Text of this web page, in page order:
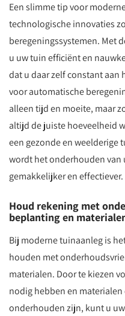
Een slimme tip voor
technologische innovaties
beregeningssystemen. Met
u uw tuin efficiënt en
dat u daar zelf constant aan
voor automatische
alleen tijd en moeite, maar
altijd de juiste hoeveelheid
een gezonde en weelderige
wordt het onderhouden van
gemakkelijker en effectiever.
Houd rekening met
beplanting en
Bij moderne tuinaanleg is
houden met
materialen. Door te kiezen
nodig hebben en
onderhouden zijn, kunt u